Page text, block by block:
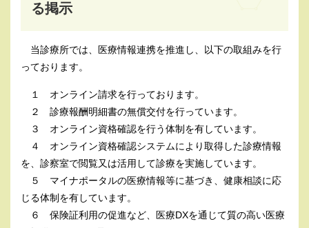
る掲示
当診療所では、医療情報連携を推進し、以下の取組みを行
っております。
１ オンライン請求を行っております。
２ 診療報酬明細書の無償交付を行っています。
３ オンライン資格確認を行う体制を有しています。
４ オンライン資格確認システムにより取得した診療情報
を、診察室で閲覧又は活用して診療を実施しています。
５ マイナポータルの医療情報等に基づき、健康相談に応
じる体制を有しています。
６ 保険証利用の促進など、医療DXを通じて質の高い医療